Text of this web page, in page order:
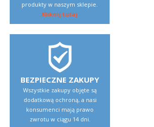
produkty w naszym sklepie.
Kliknij tutaj
BEZPIECZNE ZAKUPY
Wszystkie zakupy objęte są
dodatkową ochroną, a nasi
konsumenci mają prawo
zwrotu w ciągu 14 dni.